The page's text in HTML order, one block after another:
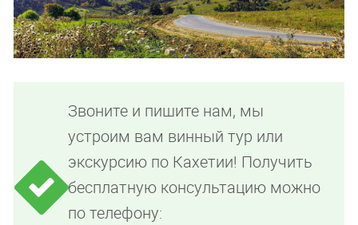
Звоните и пишите нам, мы
устроим вам винный тур или
экскурсию по Кахетии! Получить
бесплатную консультацию можно
по телефону: